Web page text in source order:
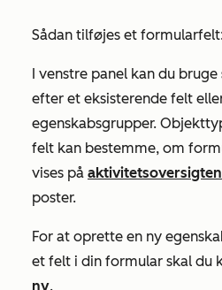
Sådan tilføjes et
I venstre panel kan du bruge
efter et eksisterende felt
egenskabsgrupper.
felt kan bestemme, om
vises på aktivitetsoversigten
poster.
For at oprette en ny
et felt i din formular skal du
ny.